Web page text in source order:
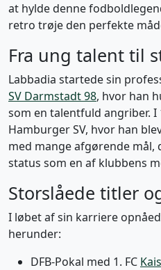
at hylde denne
retro trøje den perfekte
Fra ung talent til
Labbadia startede sin
SV Darmstadt 98, hvor han
som en talentfuld angriber. I
Hamburger SV, hvor han
med mange afgørende mål,
status som en af klubbens
Storslåede titler
I løbet af sin karriere
herunder:
DFB-Pokal med 1. FC